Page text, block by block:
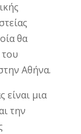
θα
του
Αθήνα.
μια
την